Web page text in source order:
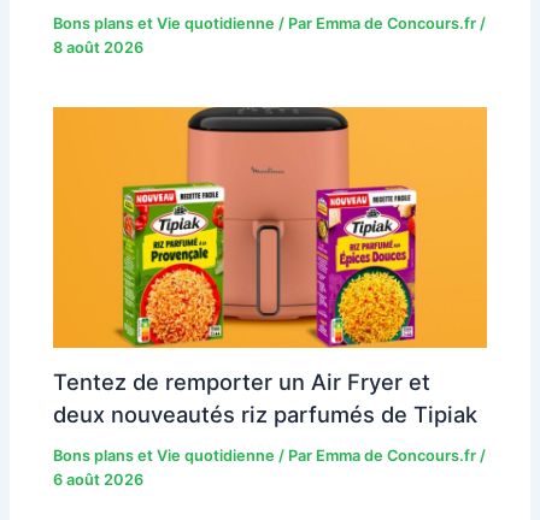
Bons plans et Vie quotidienne / Par Emma de Concours.fr /
8 août 2026
Tentez de remporter un Air Fryer et
deux nouveautés riz parfumés de Tipiak
Bons plans et Vie quotidienne / Par Emma de Concours.fr /
6 août 2026